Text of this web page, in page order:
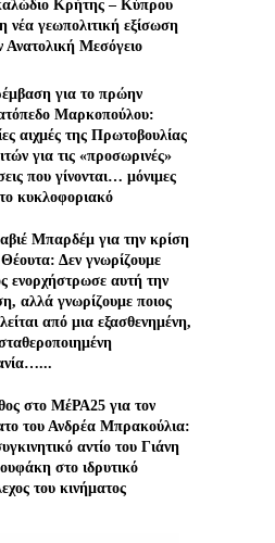
Κρήτης – Κύπρου
νέα γεωπολιτική εξίσωση
Ανατολική Μεσόγειο
για το πρώην
Μαρκοπούλου:
αιχμές της Πρωτοβουλίας
για τις «προσωρινές»
που γίνονται… μόνιμες
κυκλοφοριακό
Μπαρδέμ για την κρίση
Δεν γνωρίζουμε
ενορχήστρωσε αυτή την
αλλά γνωρίζουμε ποιος
από μια εξασθενημένη,
στο ΜέΡΑ25 για τον
του Ανδρέα Μπρακούλια:
αντίο του Γιάνη
στο ιδρυτικό
του κινήματος